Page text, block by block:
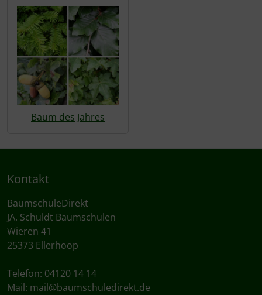
Baum des Jahres
Kontakt
BaumschuleDirekt
JA. Schuldt Baumschulen
Wieren 41
25373 Ellerhoop
Telefon: 04120 14 14
Mail: mail@baumschuledirekt.de